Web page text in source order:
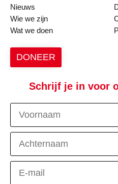
Nieuws
Wie we zijn
Wat we doen
DONEER
Schrijf je in voor